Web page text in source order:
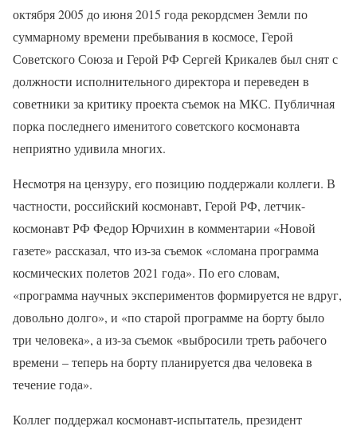
октября 2005 до июня 2015 года рекордсмен Земли по
суммарному времени пребывания в космосе, Герой
Советского Союза и Герой РФ Сергей Крикалев был снят с
должности исполнительного директора и переведен в
советники за критику проекта съемок на МКС. Публичная
порка последнего именитого советского космонавта
неприятно удивила многих.
Несмотря на цензуру, его позицию поддержали коллеги. В
частности, российский космонавт, Герой РФ, летчик-
космонавт РФ Федор Юрчихин в комментарии «Новой
газете» рассказал, что из-за съемок «сломана программа
космических полетов 2021 года». По его словам,
«программа научных экспериментов формируется не вдруг,
довольно долго», и «по старой программе на борту было
три человека», а из-за съемок «выбросили треть рабочего
времени – теперь на борту планируется два человека в
течение года».
Коллег поддержал космонавт-испытатель, президент